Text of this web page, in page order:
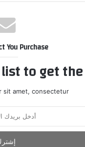
You Purchase
to get
sit amet, consectetur.